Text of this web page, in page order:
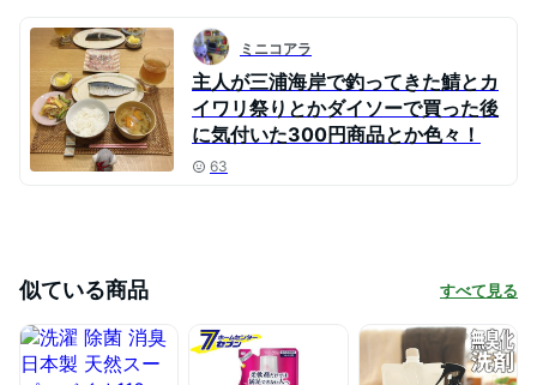
ミニコアラ
主人が三浦海岸で釣ってきた鯖とカ
イワリ祭りとかダイソーで買った後
に気付いた300円商品とか色々！
63
似ている商品 すべて見る